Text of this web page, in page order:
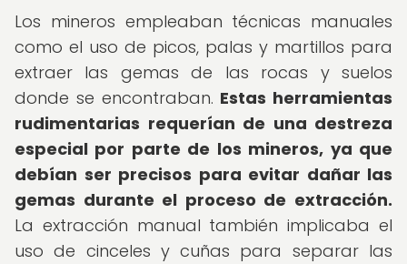
Los mineros empleaban técnicas manuales
como el uso de picos, palas y martillos para
extraer las gemas de las rocas y suelos
donde se encontraban. Estas herramientas
rudimentarias requerían de una destreza
especial por parte de los mineros, ya que
debían ser precisos para evitar dañar las
gemas durante el proceso de extracción.
La extracción manual también implicaba el
uso de cinceles y cuñas para separar las